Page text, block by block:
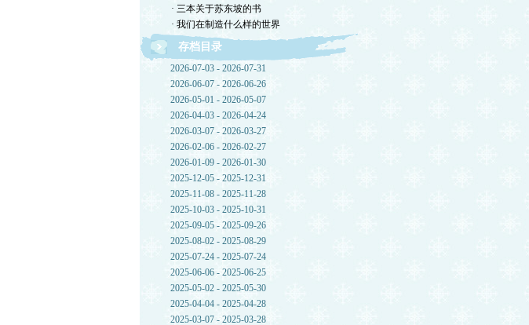
· 三本关于苏东坡的书
· 我们在制造什么样的世界
存档目录
2026-07-03 - 2026-07-31
2026-06-07 - 2026-06-26
2026-05-01 - 2026-05-07
2026-04-03 - 2026-04-24
2026-03-07 - 2026-03-27
2026-02-06 - 2026-02-27
2026-01-09 - 2026-01-30
2025-12-05 - 2025-12-31
2025-11-08 - 2025-11-28
2025-10-03 - 2025-10-31
2025-09-05 - 2025-09-26
2025-08-02 - 2025-08-29
2025-07-24 - 2025-07-24
2025-06-06 - 2025-06-25
2025-05-02 - 2025-05-30
2025-04-04 - 2025-04-28
2025-03-07 - 2025-03-28